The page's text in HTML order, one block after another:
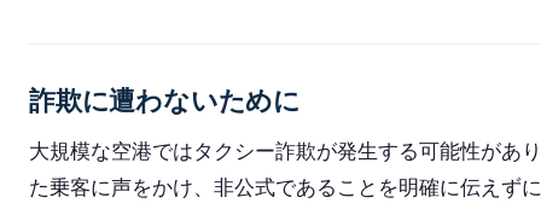
詐欺に遭わないために
大規模な空港ではタクシー詐欺が発生する可能性があ
た乗客に声をかけ、非公式であることを明確に伝えず